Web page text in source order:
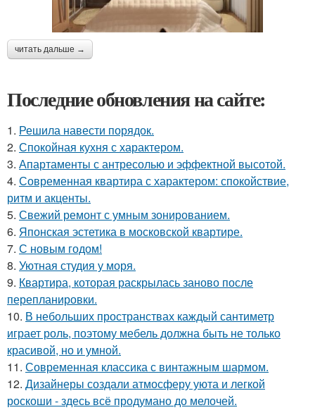
читать дальше →
Последние обновления на сайте:
1. Решила навести порядок.
2. Спокойная кухня с характером.
3. Апартаменты с антресолью и эффектной высотой.
4. Современная квартира с характером: спокойствие,
ритм и акценты.
5. Свежий ремонт с умным зонированием.
6. Японская эстетика в московской квартире.
7. С новым годом!
8. Уютная студия у моря.
9. Квартира, которая раскрылась заново после
перепланировки.
10. В небольших пространствах каждый сантиметр
играет роль, поэтому мебель должна быть не только
красивой, но и умной.
11. Современная классика с винтажным шармом.
12. Дизайнеры создали атмосферу уюта и легкой
роскоши - здесь всё продумано до мелочей.